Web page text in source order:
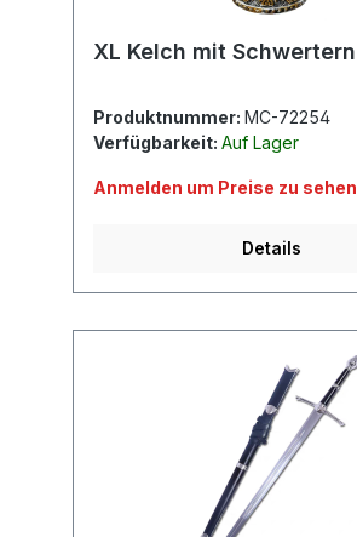
XL Kelch mit Schwertern
Produktnummer: MC-72254
Verfügbarkeit: Auf Lager
Anmelden um Preise zu sehen
Details